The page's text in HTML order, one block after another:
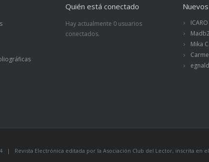
Quién está conectado
Hay actualmente 0 usuarios
conectados.
ICARO
Mika
| Revista Electrónica editada por la Asociación Club del Lector, inscrita en